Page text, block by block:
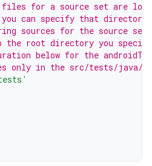
for a source set are
can specify that directory
sources for the source
root directory you
below for the
only in the src/tests/java/